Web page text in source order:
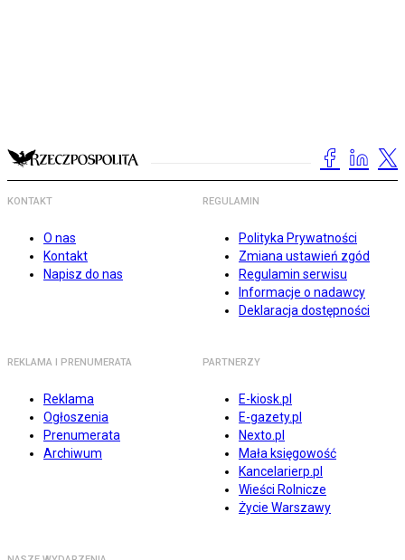
KONTAKT
O nas
Kontakt
Napisz do nas
REGULAMIN
Polityka Prywatności
Zmiana ustawień zgód
Regulamin serwisu
Informacje o nadawcy
Deklaracja dostępności
REKLAMA I PRENUMERATA
Reklama
Ogłoszenia
Prenumerata
Archiwum
PARTNERZY
E-kiosk.pl
E-gazety.pl
Nexto.pl
Mała księgowość
Kancelarierp.pl
Wieści Rolnicze
Życie Warszawy